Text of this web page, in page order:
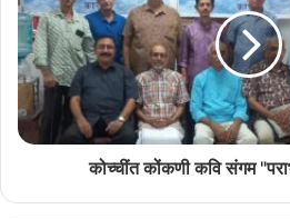
कोच्चींत कोंकणी कवि संगम